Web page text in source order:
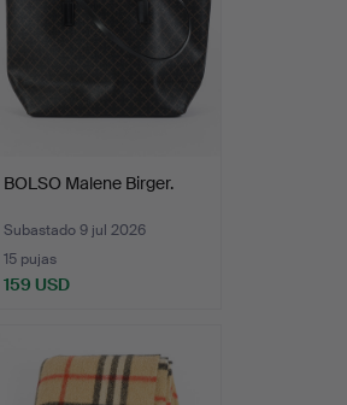
BOLSO Malene Birger.
Subastado 9 jul 2026
15 pujas
159 USD